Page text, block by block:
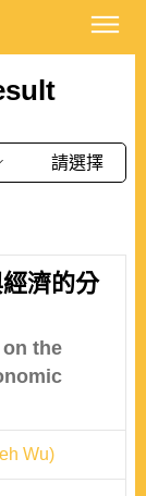
請選擇
濟的分
the
Wu)